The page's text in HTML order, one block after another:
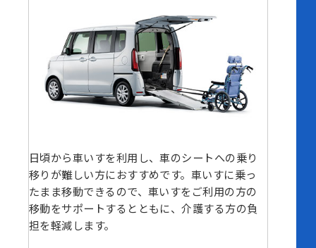
日頃から車いすを利用し、車のシートへの乗り
移りが難しい方におすすめです。車いすに乗っ
たまま移動できるので、車いすをご利用の方の
移動をサポートするとともに、介護する方の負
担を軽減します。